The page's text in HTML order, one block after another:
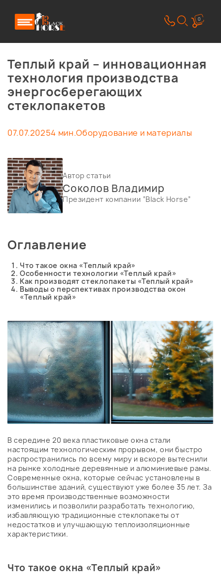
0
Теплый край – инновационная
технология производства
энергосберегающих
стеклопакетов
07.07.20254 мин.Оборудование и материалы
Автор статьи
Соколов Владимир
Президент компании “Black Horse”
Оглавление
Что такое окна «Теплый край»
Особенности технологии «Теплый край»
Как производят стеклопакеты «Теплый край»
Выводы о перспективах производства окон
«Теплый край»
В середине 20 века пластиковые окна стали
настоящим технологическим прорывом, они быстро
распространились по всему миру и вскоре вытеснили
на рынке холодные деревянные и алюминиевые рамы.
Современные окна, которые сейчас установлены в
большинстве зданий, существуют уже более 35 лет. За
это время производственные возможности
изменились и позволили разработать технологию,
избавляющую традиционные стеклопакеты от
недостатков и улучшающую теплоизоляционные
характеристики.
Что такое окна «Теплый край»